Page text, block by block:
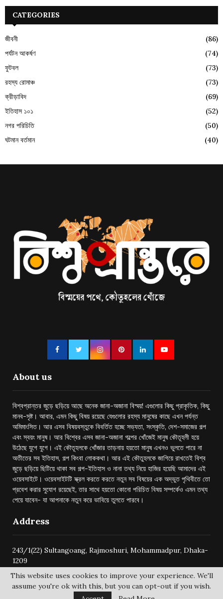
CATEGORIES
জীবনী
(86)
পর্যটন আকর্ষণ
(74)
ফুটবল
(73)
রহস্য রোমাঞ্চ
(73)
ক্রীড়াবিদ
(69)
ইতিহাস ১০১
(52)
নগর পরিচিতি
(50)
ঘটমান বর্তমান
(40)
About us
বিশ্বপ্রান্তর জুড়ে ছড়িয়ে আছে অনেক জানা-অজানা বিস্ময়! এগুলোর কিছু প্রাকৃতিক, কিছু
মানব-সৃষ্ট। আবার, এমন কিছু বিষয় রয়েছে যেগুলোর রহস্য মানুষের কাছে এখন পর্যন্ত
অমিমাংসিত। আর এসব বিষয়বস্তুকে বিবর্তিত হচ্ছে সভ্যতা, সংস্কৃতি, দেশ-সমাজের গল্প
এবং স্বয়ং মানুষ। আর বিশ্বের এসব জানা-অজানা গল্পের খোঁজেই মানুষ কৌতূহলী হয়ে
উঠেছে যুগে যুগে। এই কৌতূহলকে খোঁজার তাড়নায় হয়তো মানুষ এখনও ভুলতে পারে না
অতীতের সব ইতিহাস, গল্প কিংবা লোককথা। আর এই কৌতুহলকে জাগিয়ে রাখতেই বিশ্ব
জুড়ে ছড়িয়ে ছিটিয়ে থাকা সব গল্প-ইতিহাস ও নানা তথ্য নিয়ে হাজির হয়েছি আমাদের এই
ওয়েবসাইটে। ওয়েবসাইটটি স্ক্রল করতে করতে নতুন সব বিষয়ের এক অদ্ভুত পৃথিবীতে তো
প্রবেশ করার সুযোগ রয়েছেই, তার সাথে হয়তো কোনো পরিচিত বিষয় সম্পর্কেও এমন তথ্য
পেয়ে যাবেন- যা আপনাকে নতুন করে ভাবিয়ে তুলতে পারবে।
Address
243/1(22) Sultangoang, Rajmoshuri, Mohammadpur, Dhaka-
1209
This website uses cookies to improve your experience. We'll
assume you're ok with this, but you can opt-out if you wish.